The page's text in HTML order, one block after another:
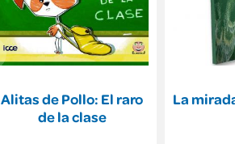
Alitas de Pollo: El raro
de la clase
La